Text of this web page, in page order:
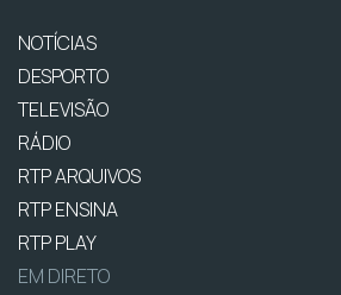
NOTÍCIAS
DESPORTO
TELEVISÃO
RÁDIO
RTP ARQUIVOS
RTP ENSINA
RTP PLAY
EM DIRETO